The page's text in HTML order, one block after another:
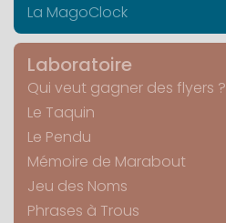
La MagoClock
Laboratoire
Qui veut gagner des flyers ?
Le Taquin
Le Pendu
Mémoire de Marabout
Jeu des Noms
Phrases à Trous